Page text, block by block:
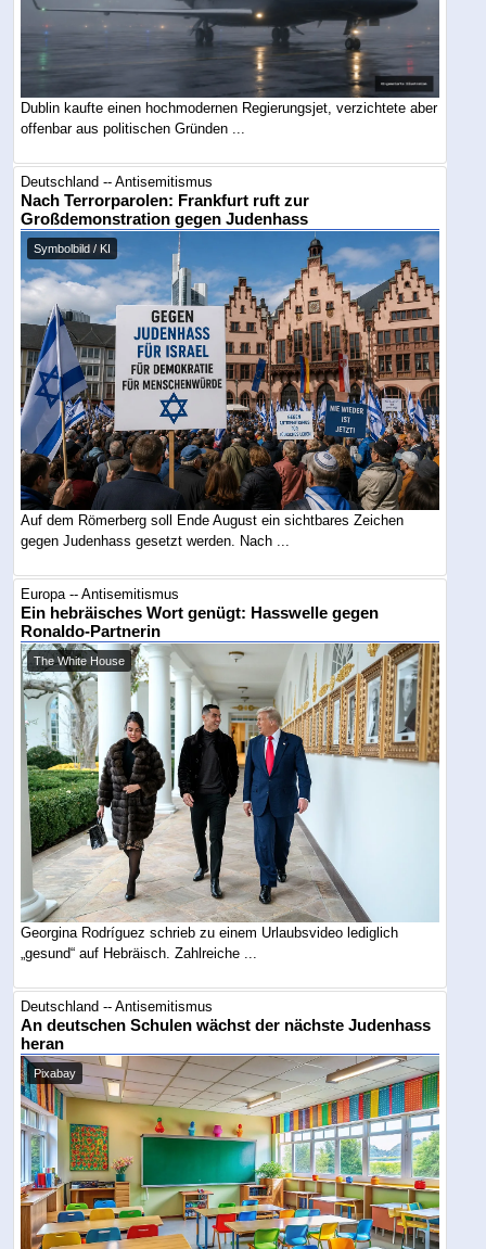
Dublin kaufte einen hochmodernen Regierungsjet, verzichtete aber
offenbar aus politischen Gründen ...
Deutschland -- Antisemitismus
Nach Terrorparolen: Frankfurt ruft zur
Großdemonstration gegen Judenhass
Symbolbild / KI
Auf dem Römerberg soll Ende August ein sichtbares Zeichen
gegen Judenhass gesetzt werden. Nach ...
Europa -- Antisemitismus
Ein hebräisches Wort genügt: Hasswelle gegen
Ronaldo-Partnerin
The White House
Georgina Rodríguez schrieb zu einem Urlaubsvideo lediglich
„gesund“ auf Hebräisch. Zahlreiche ...
Deutschland -- Antisemitismus
An deutschen Schulen wächst der nächste Judenhass
heran
Pixabay